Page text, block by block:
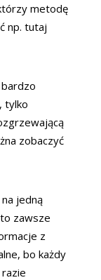
metodę
np. tutaj
tylko
zobaczyć
jedną
zawsze
z
bo każdy